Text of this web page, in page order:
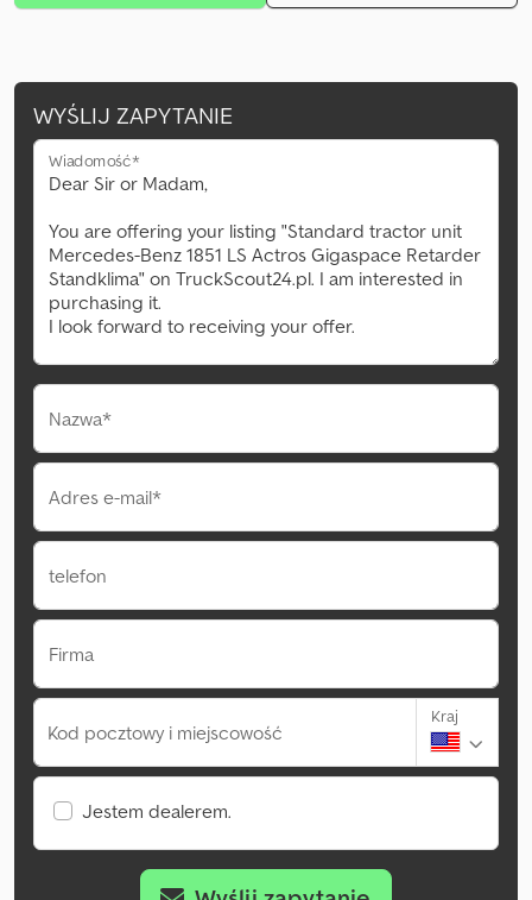
WYŚLIJ ZAPYTANIE
Wiadomość*
Nazwa*
Adres e-mail*
telefon
Firma
Kod pocztowy i miejscowość
Kraj
Jestem dealerem.